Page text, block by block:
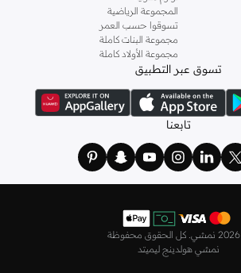
المجموعة الرياضية
تسوقوا حسب العمر
مجموعة البنات كاملة
مجموعة الأولاد كاملة
تسوق عبر التطبيق
تابعنا
2026 نمشي. كل الحقوق محفوظة
نمشي هولدينج ليميتد